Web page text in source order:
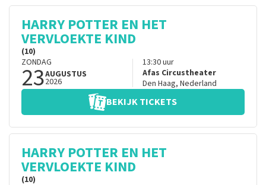
HARRY POTTER EN HET
VERVLOEKTE KIND
(10)
ZONDAG
23AUGUSTUS
2026
13:30uur
Afas Circustheater
Den Haag, Nederland
BEKIJK TICKETS
HARRY POTTER EN HET
VERVLOEKTE KIND
(10)